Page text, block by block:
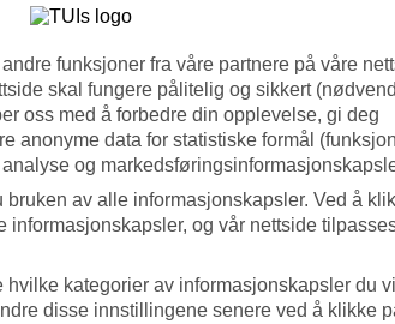
funksjoner fra våre partnere på våre
skal fungere pålitelig og sikkert
oss med å forbedre din opplevelse, gi deg
anonyme data for statistiske formål
og
av alle informasjonskapsler. Ved å
og vår nettside
kategorier av informasjonskapsler du vil
disse innstillingene senere ved å klikke